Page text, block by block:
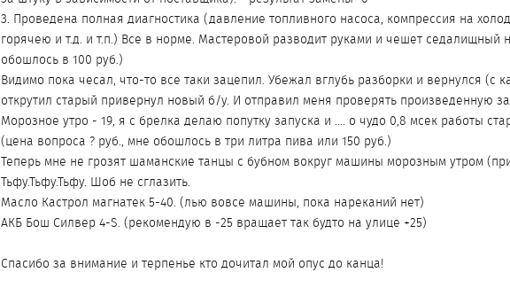
3. Проведена полная диагностика (давление топливного насоса, компрессия на
горячею и т.д. и т.п.) Все в норме. Мастеровой разводит руками и чешет
обошлось в 100 руб.)
Видимо пока чесал, что-то все таки зацепил. Убежал вглубь разборки и вернулся
открутил старый привернул новый б/у. И отправил меня проверять произведенную
Морозное утро - 19, я с брелка делаю попутку запуска и .... о чудо 0,8 мсек работы
(цена вопроса ? руб., мне обошлось в три литра пива или 150 руб.)
Теперь мне не грозят шаманские танцы с бубном вокруг машины морозным утром
Тьфу.Тьфу.Тьфу. Шоб не сглазить.
Масло Кастрол магнатек 5-40. (лью вовсе машины, пока нареканий нет)
АКБ Бош Силвер 4-S. (рекомендую в -25 вращает так будто на улице +25)
Спасибо за внимание и терпенье кто дочитал мой опус до канца!